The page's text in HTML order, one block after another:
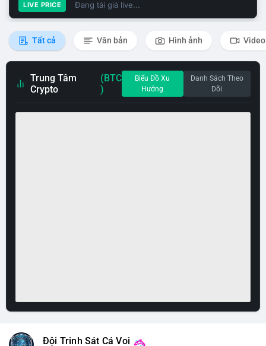
LIVE PRICE Đang tải giá live...
Tất cả Văn bản Hình ảnh Video
Trung Tâm
Crypto
(BTC
)
Biểu Đồ Xu
Hướng
Danh Sách Theo
Dõi
Đội Trinh Sát Cá Voi